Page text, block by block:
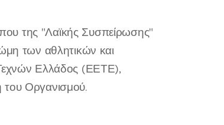
της "Λαϊκής Συσπείρωσης"
των αθλητικών και
Τεχνών Ελλάδος (ΕΕΤΕ),
του Οργανισμού.